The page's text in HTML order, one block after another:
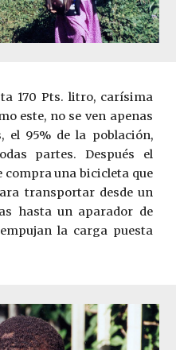
170 Pts. litro, carísima
este, no se ven apenas
el 95% de la población,
partes. Después el
compra una bicicleta que
transportar desde un
hasta un aparador de
la carga puesta